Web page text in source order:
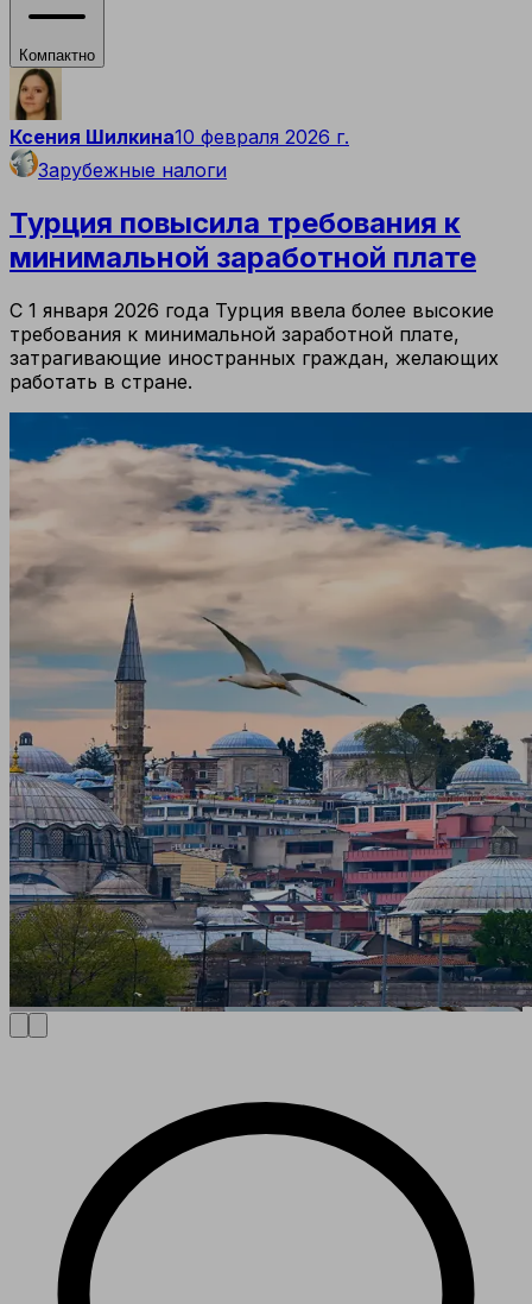
Компактно
Ксения Шилкина10 февраля 2026 г.
Зарубежные налоги
Турция повысила требования к
минимальной заработной плате
С 1 января 2026 года Турция ввела более высокие
требования к минимальной заработной плате,
затрагивающие иностранных граждан, желающих
работать в стране.